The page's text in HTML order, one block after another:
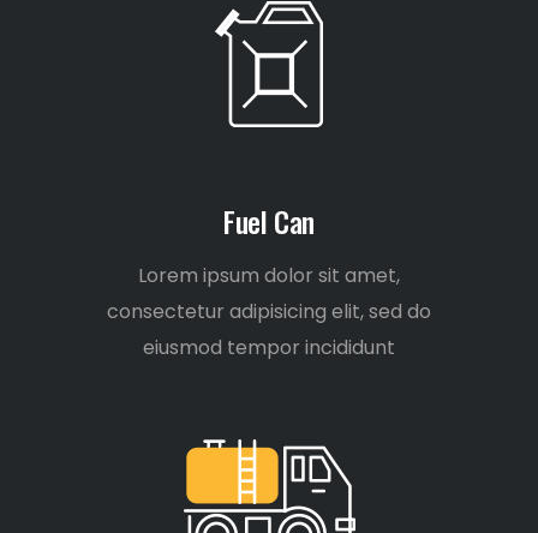
Fuel Can
Lorem ipsum dolor sit amet,
consectetur adipisicing elit, sed do
eiusmod tempor incididunt